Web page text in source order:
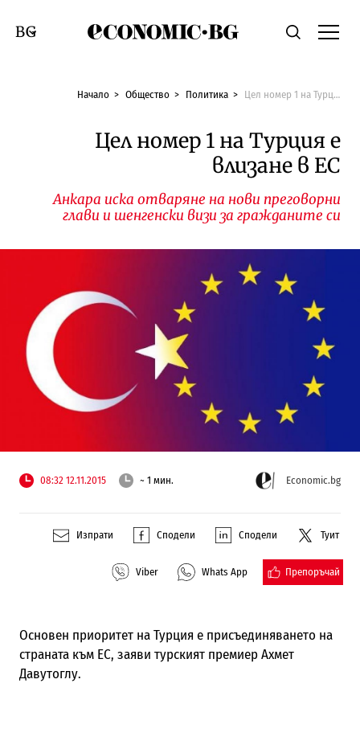
Economic.bgТърсене
Смяна на език
Начало Общество Политика Цел номер 1 на Турция е влизане в ЕС
Цел номер 1 на Турция е
влизане в ЕС
Анкара иска отваряне на нови преговорни
глави и шенгенски визи за гражданите си
08:32 12.11.2015 ~ 1 мин. Economic.bg
Изпрати Сподели Сподели Туит
Viber Whats App Препоръчай
Основен приоритет на Турция е присъединяването на
страната към ЕС, заяви турският премиер Ахмет
Давутоглу.